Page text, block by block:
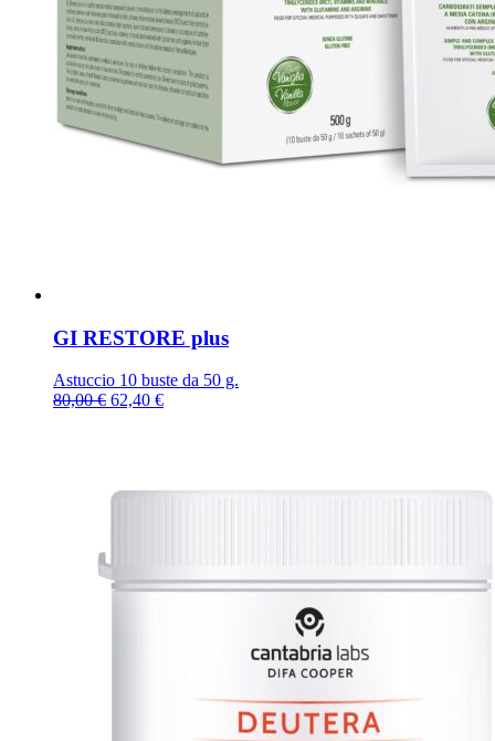
GI RESTORE plus
Astuccio 10 buste da 50 g.
80,00€ Il
62,40 €Il